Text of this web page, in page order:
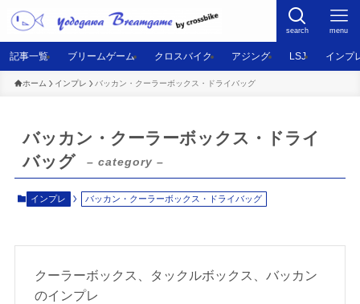
search menu
記事一覧 ブリームゲーム クロスバイク アジング LSJ インプ
ホーム インプレ バッカン・クーラーボックス・ドライバッグ
バッカン・クーラーボックス・ドライ
バッグ
– category –
インプレ バッカン・クーラーボックス・ドライバッグ
クーラーボックス、タックルボックス、バッカン
のインプレ